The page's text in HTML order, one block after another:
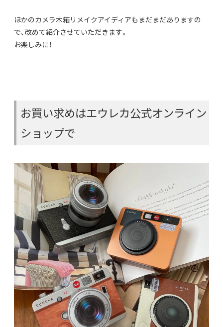
ほかのカメラ木箱リメイクアイディアもまだまだありますの
で、改めて紹介させていただきます。
お楽しみに！
お買い求めはエウレカ公式オンライン
ショップで